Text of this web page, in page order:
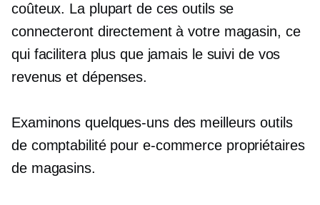
coûteux. La plupart de ces outils se
connecteront directement à votre magasin, ce
qui facilitera plus que jamais le suivi de vos
revenus et dépenses.
Examinons quelques-uns des meilleurs outils
de comptabilité pour e-commercepropriétaires
de magasins.